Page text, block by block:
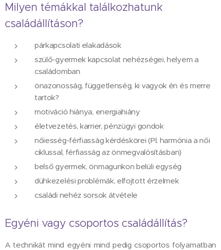
Milyen témákkal találkozhatunk
családállításon?
párkapcsolati elakadások
szülő-gyermek kapcsolat nehézségei, helyem a
családomban
önazonosság, függetlenség, ki vagyok én és merre
tartok?
motiváció hiánya, energiahiány
életvezetés, karrier, pénzügyi gondok
nőiesség-férfiasság kérdéskörei (Pl. harmónia a női
ciklussal, férfiasság az önmegvalósításban)
belső gyermek, önmagunkon belüli egység
dühkezelési problémák, elfojtott érzelmek
családi nehéz sorsok átvétele
Egyéni vagy csoportos családállítás?
A technikát mind egyéni mind pedig csoportos folyamatban